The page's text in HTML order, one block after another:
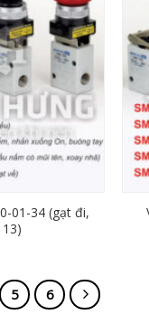
01-34 (gạt đi,
5 6